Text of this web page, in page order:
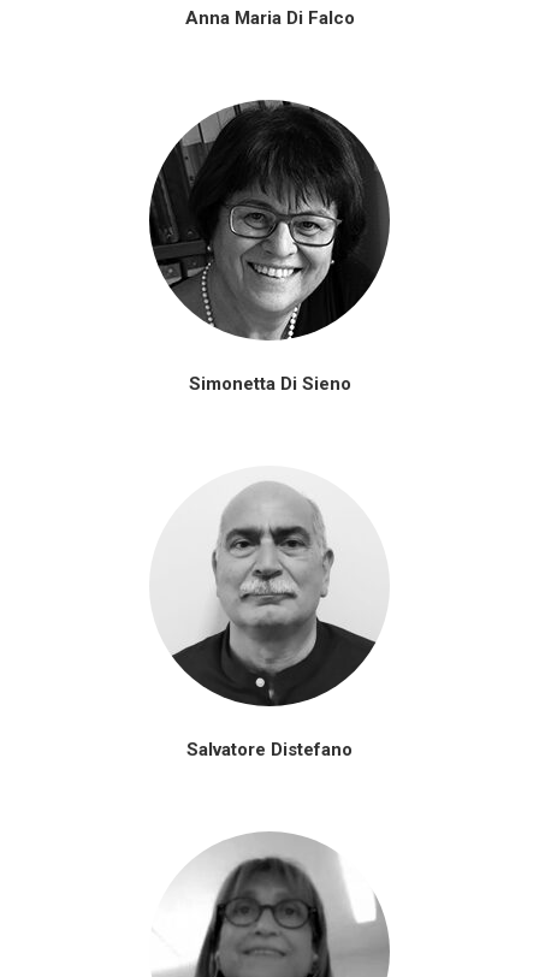
Anna Maria Di Falco
Simonetta Di Sieno
Salvatore Distefano